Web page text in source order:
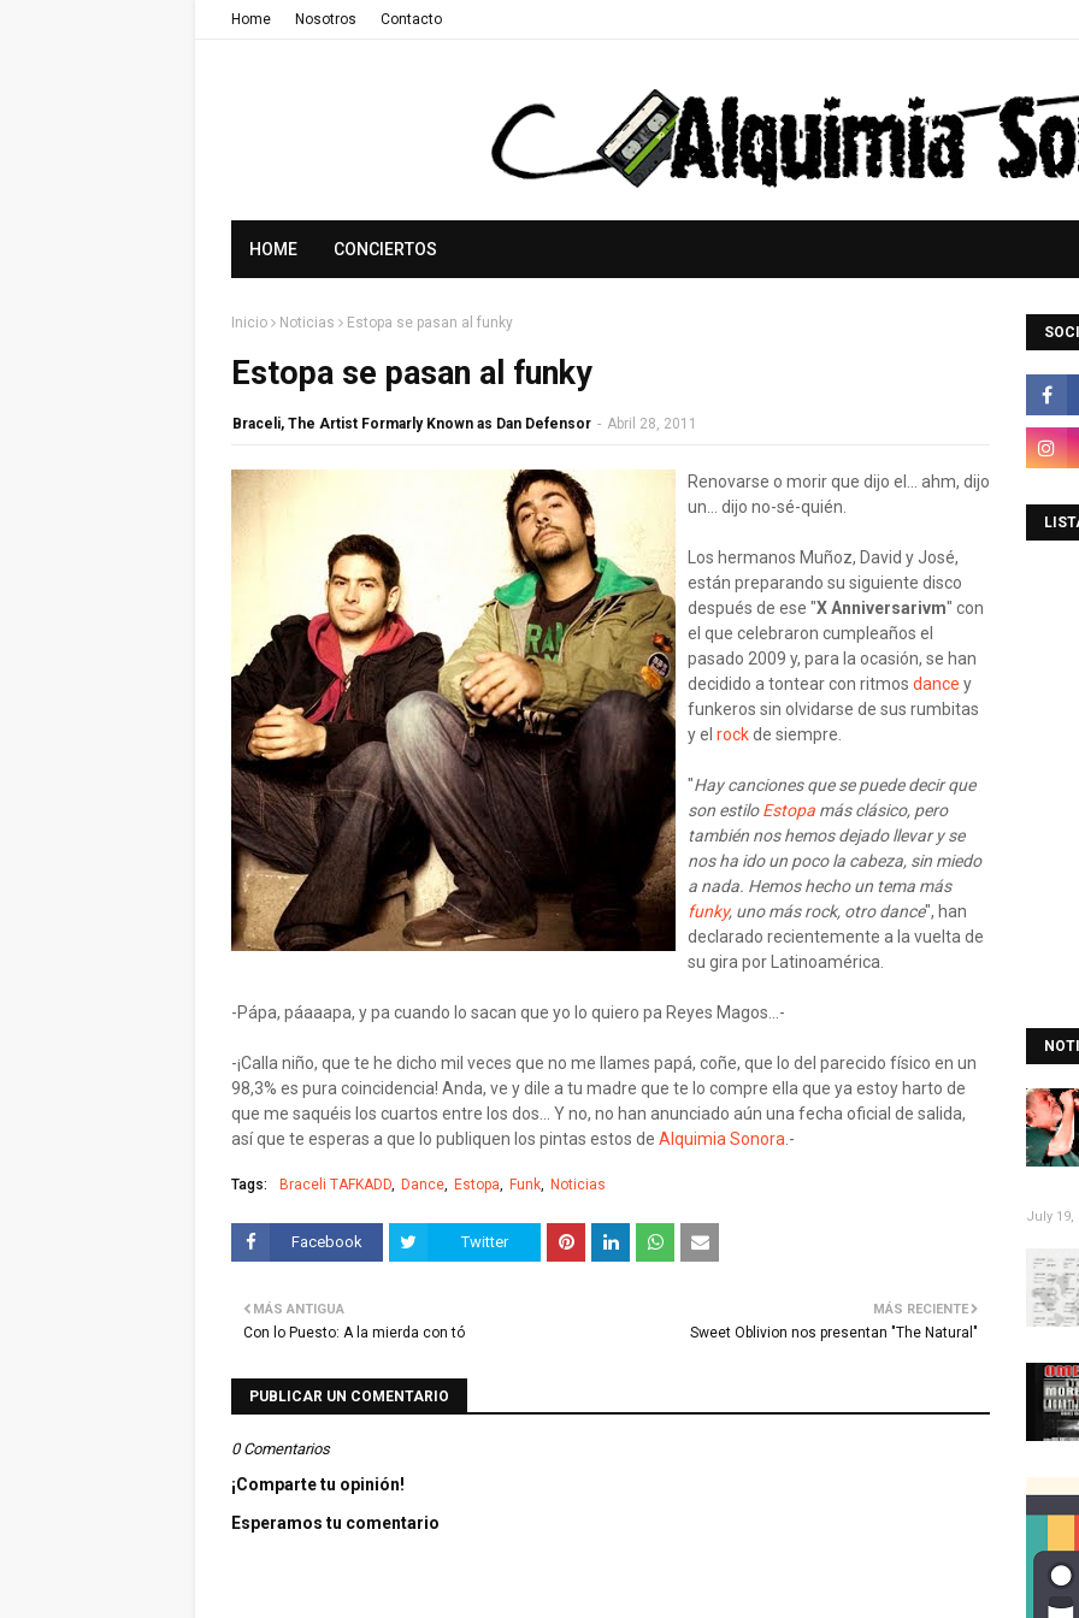
Home Nosotros Contacto
HOME CONCIERTOS
Inicio Noticias Estopa se pasan al funky
Estopa se pasan al funky
Braceli, The Artist Formarly Known as Dan Defensor - Abril 28, 2011
Renovarse o morir que dijo el... ahm, dijo
un... dijo no-sé-quién.
Los hermanos Muñoz, David y José,
están preparando su siguiente disco
después de ese "X Anniversarivm" con
el que celebraron cumpleaños el
pasado 2009 y, para la ocasión, se han
decidido a tontear con ritmos dance y
funkeros sin olvidarse de sus rumbitas
y el rockde siempre.
"Hay canciones que se puede decir que
son estiloEstopa más clásico, pero
también nos hemos dejado llevar y se
nos ha ido un poco la cabeza, sin miedo
a nada. Hemos hecho un tema más
funky, uno más rock, otro dance", han
declarado recientemente a la vuelta de
su gira por Latinoamérica.
-Pápa, páaaapa, y pa cuando lo sacan que yo lo quiero pa Reyes Magos...-
-¡Calla niño, que te he dicho mil veces que no me llames papá, coñe, que lo del parecido físico en un
98,3% es pura coincidencia! Anda, ve y dile a tu madre que te lo compre ella que ya estoy harto de
que me saquéis los cuartos entre los dos... Y no, no han anunciado aún una fecha oficial de salida,
así que te esperas a que lo publiquen los pintas estos de Alquimia Sonora .-
Tags: Braceli TAFKADD Dance Estopa Funk Noticias
Facebook Twitter
MÁS RECIENTE
Sweet Oblivion nos presentan "The Natural"
MÁS ANTIGUA
Con lo Puesto: A la mierda con tó
PUBLICAR UN COMENTARIO
0 Comentarios
¡Comparte tu opinión!
Esperamos tu comentario
July 19,